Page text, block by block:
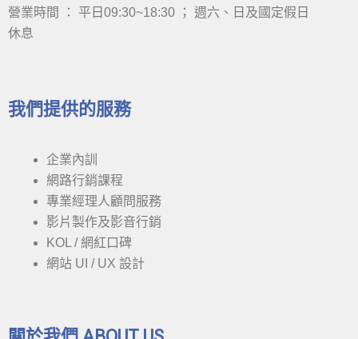
營業時間 ： 平日09:30~18:30 ； 週六、日及國定假日
休息
我們提供的服務
企業內訓
網路行銷課程
專業經理人顧問服務
影片製作及影音行銷
KOL / 網紅口碑
網站 UI / UX 設計